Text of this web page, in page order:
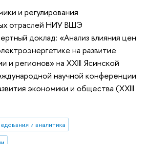
и регулирования
отраслей НИУ ВШЭ
доклад: «Анализ влияния цен
на развитие
и регионов» на XXIII Ясинской
научной конференции
экономики и общества (XXIII
и аналитика